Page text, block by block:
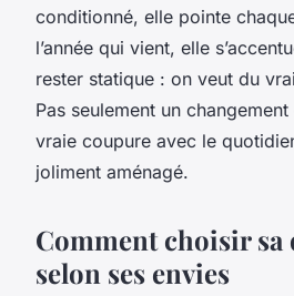
conditionné, elle pointe
l’année qui vient, elle
rester statique : on veut du
Pas seulement un
vraie coupure avec le
joliment aménagé.
Comment choisir sa
selon ses envies